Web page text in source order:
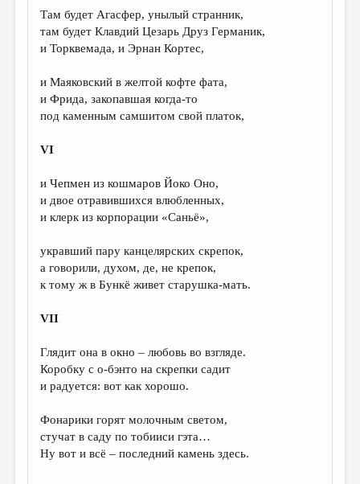
ВКОНТАКТЕ
Там будет Агасфер, унылый странник,
там будет Клавдий Цезарь Друз Германик,
и Торквемада, и Эрнан Кортес,
и Маяковский в желтой кофте фата,
и Фрида, закопавшая когда-то
под каменным самшитом свой платок,
VI
и Чепмен из кошмаров Йоко Оно,
и двое отравившихся влюбленных,
и клерк из корпорации «Саньё»,
укравший пару канцелярских скрепок,
а говорили, духом, де, не крепок,
к тому ж в Бункё живет старушка-мать.
VII
Глядит она в окно – любовь во взгляде.
Коробку с о-бэнто на скрепки садит
и радуется: вот как хорошо.
Фонарики горят молочным светом,
стучат в саду по тобииси гэта…
Ну вот и всё – последний камень здесь.